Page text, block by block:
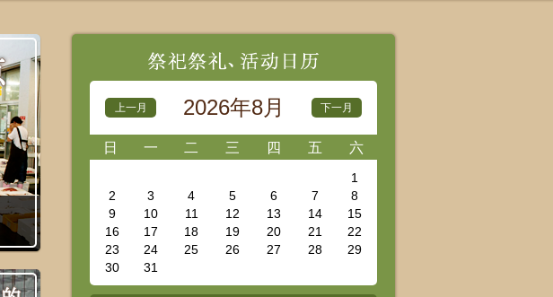
上一月 2026年8月 下一月
日 一 二 三 四 五 六
1
2
3 4 5 6 7
8
9
10 11 12 13 14
15
16
17 18 19 20 21
22
23
24 25 26 27 28
29
30
31